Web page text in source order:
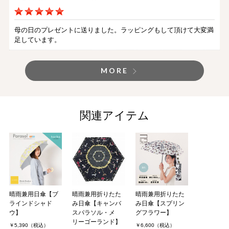
母の日のプレゼントに送りました。ラッピングもして頂けて大変満
足しています。
MORE
関連アイテム
晴雨兼用日傘【ブ
ラインドシャド
ウ】
￥5,390（税込）
晴雨兼用折りたた
み日傘【キャンバ
スパラソル・メ
リーゴーランド】
晴雨兼用折りたた
み日傘【スプリン
グフラワー】
￥6,600（税込）